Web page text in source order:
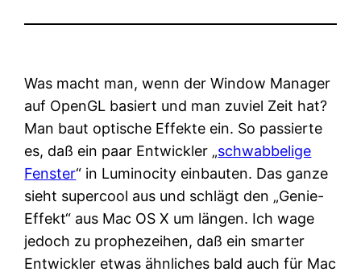
Was macht man, wenn der Window Manager
auf OpenGL basiert und man zuviel Zeit hat?
Man baut optische Effekte ein. So passierte
es, daß ein paar Entwickler „schwabbelige
Fenster“ in Luminocity einbauten. Das ganze
sieht supercool aus und schlägt den „Genie-
Effekt“ aus Mac OS X um längen. Ich wage
jedoch zu prophezeihen, daß ein smarter
Entwickler etwas ähnliches bald auch für Mac